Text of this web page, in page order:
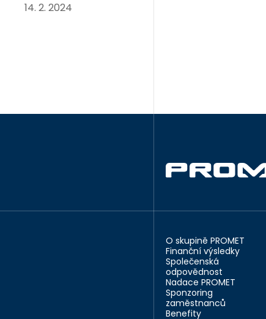
14. 2. 2024
O skupině PROMET
Finanční výsledky
Společenská
odpovědnost
Nadace PROMET
Sponzoring
zaměstnanců
Benefity